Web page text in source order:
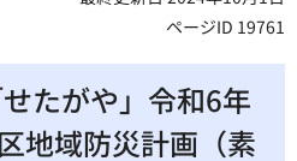
ページID 19761
たがや」令和6年
地域防災計画（素